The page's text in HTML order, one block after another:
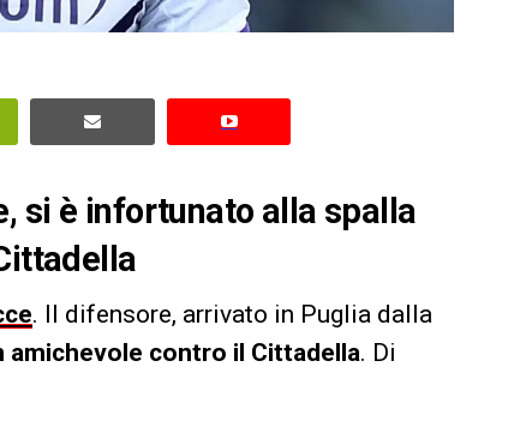
si è infortunato alla spalla
. Il difensore, arrivato in Puglia dalla
contro il Cittadella. Di